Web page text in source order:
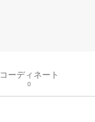
コーディネート
0